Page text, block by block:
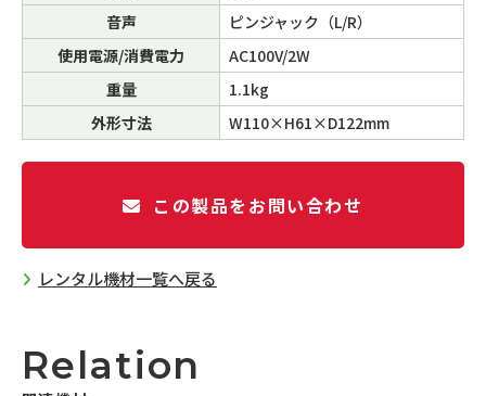
音声
ピンジャック（L/R）
使用電源/消費電力
AC100V/2W
重量
1.1kg
外形寸法
W110×H61×D122mm
この製品をお問い合わせ
レンタル機材一覧へ戻る
Relation